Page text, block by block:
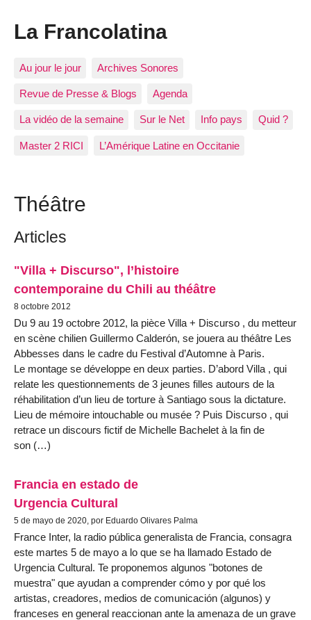
La Francolatina
Au jour le jour Archives Sonores
Revue de Presse & Blogs Agenda
La vidéo de la semaine Sur le Net Info pays Quid ?
Master 2 RICI L’Amérique Latine en Occitanie
Théâtre
Articles
"Villa + Discurso", l’histoire
contemporaine du Chili au théâtre
8 octobre 2012
Du 9 au 19 octobre 2012, la pièce Villa + Discurso , du metteur
en scène chilien Guillermo Calderón, se jouera au théâtre Les
Abbesses dans le cadre du Festival d’Automne à Paris.
Le montage se développe en deux parties. D’abord Villa , qui
relate les questionnements de 3 jeunes filles autours de la
réhabilitation d’un lieu de torture à Santiago sous la dictature.
Lieu de mémoire intouchable ou musée ? Puis Discurso , qui
retrace un discours fictif de Michelle Bachelet à la fin de
son (…)
Francia en estado de
Urgencia Cultural
5 de mayo de 2020, por Eduardo Olivares Palma
France Inter, la radio pública generalista de Francia, consagra
este martes 5 de mayo a lo que se ha llamado Estado de
Urgencia Cultural. Te proponemos algunos "botones de
muestra" que ayudan a comprender cómo y por qué los
artistas, creadores, medios de comunicación (algunos) y
franceses en general reaccionan ante la amenaza de un grave